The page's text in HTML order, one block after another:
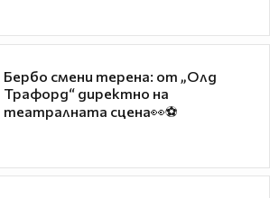
Бербо смени терена: от „Олд
Трафорд“ директно на
театралната сцена👀⚽